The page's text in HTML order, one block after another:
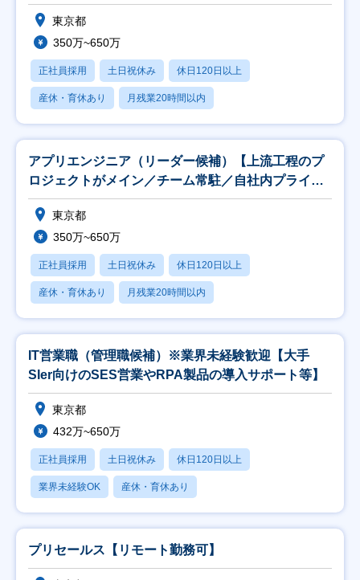
東京都
350万~650万
正社員採用 土日祝休み 休日120日以上
産休・育休あり 月残業20時間以内
アプリエンジニア（リーダー候補）【上流工程のプ
ロジェクトがメイン／チーム常駐／自社内プライム
案件有】
東京都
350万~650万
正社員採用 土日祝休み 休日120日以上
産休・育休あり 月残業20時間以内
IT営業職（管理職候補）※業界未経験歓迎【大手
SIer向けのSES営業やRPA製品の導入サポート等】
東京都
432万~650万
正社員採用 土日祝休み 休日120日以上
業界未経験OK 産休・育休あり
プリセールス【リモート勤務可】